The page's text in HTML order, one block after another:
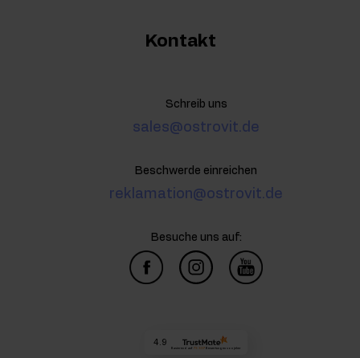
Kontakt
Schreib uns
sales@ostrovit.de
Beschwerde einreichen
reklamation@ostrovit.de
Besuche uns auf:
4.9
Basierend auf 73 307Bewertungen von jeher